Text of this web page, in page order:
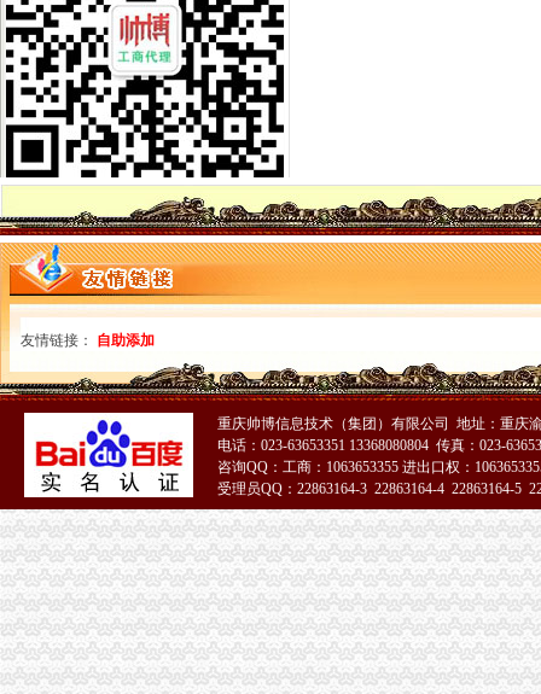
如何查询一般纳税人资格（以广东为例）_增值税一般纳税人查询_一般
增值税一般纳税人查询–会计网词库
一般纳税人资格查询
广东一般纳税人查询App下载|一般纳税人查询广东税务局版下载2.4.0
四川省国税网上办税服务厅增值税一般纳税人资格查询
关于一般纳税人与小规模纳税人的查询
一般纳税人咨询公司,开展教育服务,增值税有优惠吗_中华会计网校_
一般纳税人税率查询|一般纳税人如何算税
上海税务网的一般纳税人资格查询,可以查来自上海税务-微博
北京各区一般纳税人资格查询帮助你three_周边服务栏目_机电之家网
一般纳税人资格查询_中华文本库
一般纳税人咨询处-深圳58同城
如何查询增值税一般纳税人认定信息？_资料网
一般纳税人查询广东税务局版2.4.0安卓版-新云软件园
如何查询一般纳税人资格_百度经验
青岛一般纳税人查询
一般纳税人查询
全国企业增值税一般纳税人资质查询-个人帮助中心-卓博人才网
【转让一般纳税人|转让一般纳税人内容汇总】_转让一般纳税人专题-
一般纳税人查询
重庆一般纳税人资格查询
一般纳税人查询一般纳税人查询
重庆一般纳税人资格查询：http://218.70.65.72:3002/fpcx/
重庆一般纳税人申请：路源咨询—专业代办安全生产许可证-重庆爱问
一般纳税人信息查询
一般纳税人查询
怎么查询公司是不是一般纳税人_百度经验
友情链接： 自助添加
重庆帅博信息技术（集团）有限公司 地址：重庆
电话：023-63653351 13368080804 传真：023-
咨询QQ：工商：1063653355 进出口权：
受理员QQ：22863164-3 22863164-4 22863164-5